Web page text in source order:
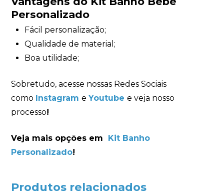
Personalizado
Fácil personalização;
Qualidade de material;
Boa utilidade;
Sobretudo, acesse nossas Redes Sociais
como Instagram eYoutube e veja nosso
processo!
Veja mais opções em
Kit Banho
Personalizado!
Produtos relacionados